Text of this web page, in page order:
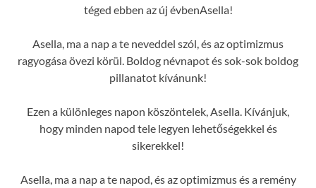
téged ebben az új évbenAsella!
Asella, ma a nap a te neveddel szól, és az optimizmus
ragyogása övezi körül. Boldog névnapot és sok-sok boldog
pillanatot kívánunk!
Ezen a különleges napon köszöntelek, Asella. Kívánjuk,
hogy minden napod tele legyen lehetőségekkel és
sikerekkel!
Asella, ma a nap a te napod, és az optimizmus és a remény